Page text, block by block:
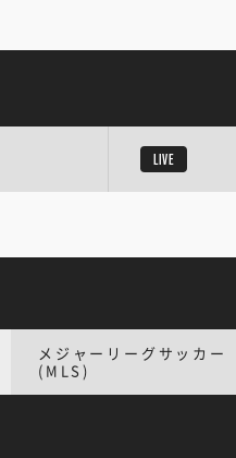
LIVE
メジャーリーグサッカー
(MLS)